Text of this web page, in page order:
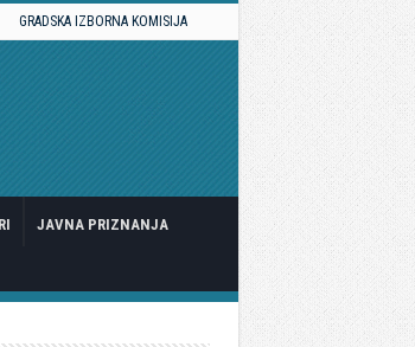
GRADSKA IZBORNA KOMISIJA
JAVNA PRIZNANJA